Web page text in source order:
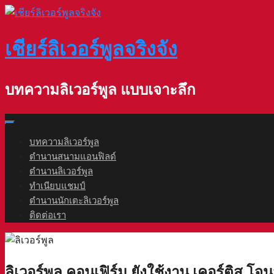
Skip
เชียร์ลิเวอร์พูลจริงจัง
บทความลิเวอร์พูล แบบเจาะลึก
บทความลิเวอร์พูล
ตำนานสนามแอนฟิลด์
ตำนานลิเวอร์พูล
ทำเนียบแชมป์
ตำนานนักเตะลิเวอร์พูล
ติดต่อเรา